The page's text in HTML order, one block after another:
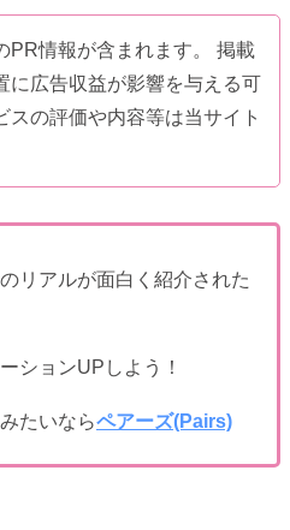
PR情報が含まれます。 掲載
に広告収益が影響を与える可
の評価や内容等は当サイト
リアルが面白く紹介された
ションUPしよう！
たいならペアーズ(Pairs)